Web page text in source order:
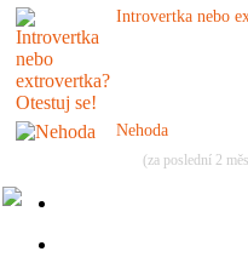
Introvertka nebo
Nehoda
(za poslední 2